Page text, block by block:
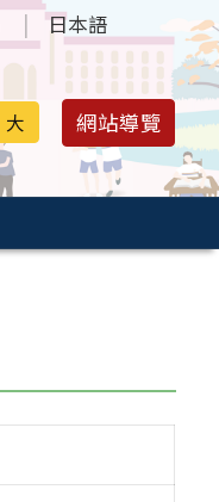
日本語
大 網站導覽